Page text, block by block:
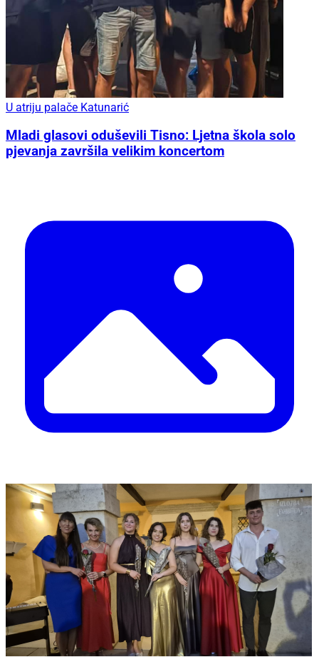
U atriju palače Katunarić
Mladi glasovi oduševili Tisno: Ljetna škola solo
pjevanja završila velikim koncertom